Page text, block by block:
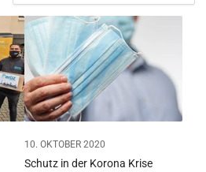
10. OKTOBER 2020
Schutz in der Korona Krise